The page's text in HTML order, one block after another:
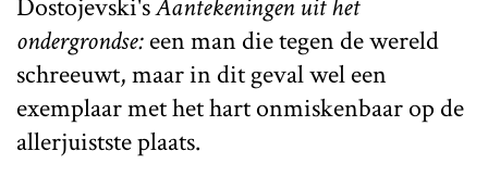
ondergrondse:een man die tegen de wereld
schreeuwt, maar in dit geval wel een
exemplaar met het hart onmiskenbaar op de
allerjuistste plaats.